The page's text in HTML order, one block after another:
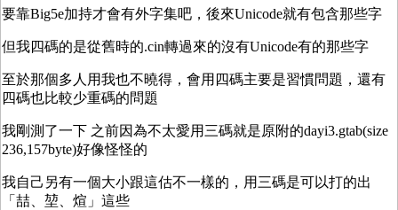
要靠Big5e加持才會有外字集吧，後來Unicode就有包含那些字
但我四碼的是從舊時的.cin轉過來的沒有Unicode有的那些字
至於那個多人用我也不曉得，會用四碼主要是習慣問題，還有
四碼也比較少重碼的問題
我剛測了一下 之前因為不太愛用三碼就是原附的dayi3.gtab(size
236,157byte)好像怪怪的
我自己另有一個大小跟這估不一樣的，用三碼是可以打的出
「喆、堃、煊」這些